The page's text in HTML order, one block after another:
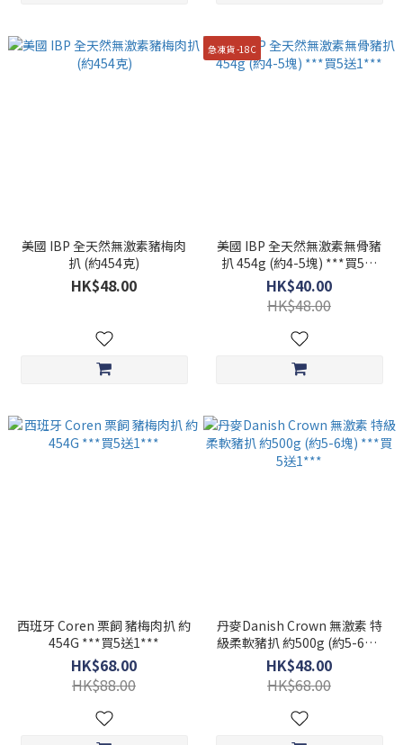
美國 IBP 全天然無激素豬梅肉
扒 (約454克)
HK$48.00
急凍貨 -18C
美國 IBP 全天然無激素無骨豬
扒 454g (約4-5塊) ***買5送
1***
HK$40.00
HK$48.00
西班牙 Coren 栗飼 豬梅肉扒 約
454G ***買5送1***
HK$68.00
HK$88.00
丹麥Danish Crown 無激素 特
級柔軟豬扒 約500g (約5-6塊)
***買5送1***
HK$48.00
HK$68.00